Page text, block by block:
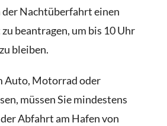
Nachtüberfahrt einen
beantragen, um bis 10 Uhr
bleiben.
Auto, Motorrad oder
müssen Sie mindestens
Abfahrt am Hafen von